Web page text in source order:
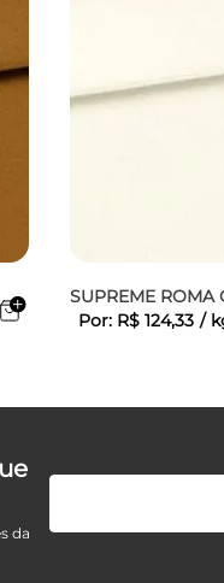
SUPREME ROMA
Por: R$ 124,33 /
da